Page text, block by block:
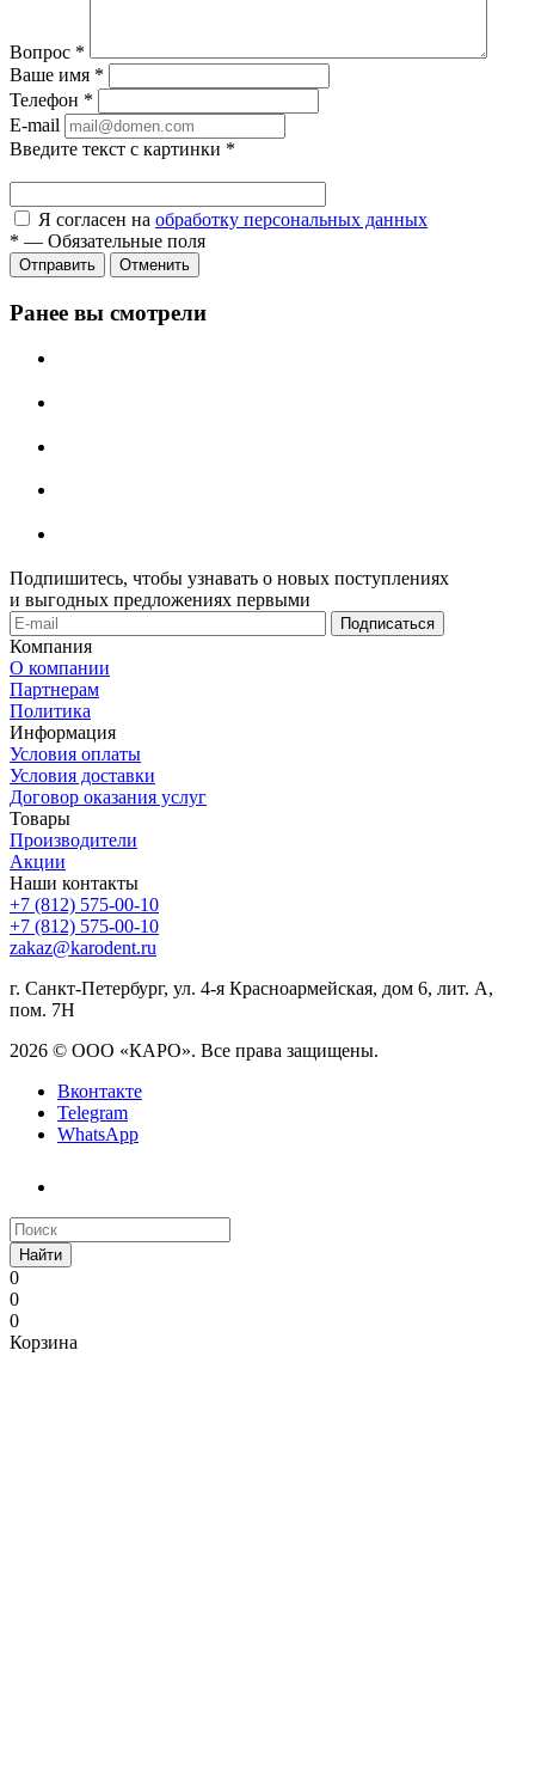
Вопрос *
Ваше имя *
Телефон *
E-mail
Введите текст с картинки *
Я согласен на обработку персональных данных
* — Обязательные поля
Отправить Отменить
Ранее вы смотрели
Подпишитесь, чтобы узнавать о новых поступлениях
и выгодных предложениях первыми
Компания
О компании
Партнерам
Политика
Информация
Условия оплаты
Условия доставки
Договор оказания услуг
Товары
Производители
Акции
Наши контакты
+7 (812) 575-00-10
+7 (812) 575-00-10
zakaz@karodent.ru
г. Санкт-Петербург, ул. 4-я Красноармейская, дом 6, лит. А,
пом. 7Н
2026 © ООО «КАРО». Все права защищены.
Вконтакте
Telegram
WhatsApp
Найти
0
0
0
Корзина